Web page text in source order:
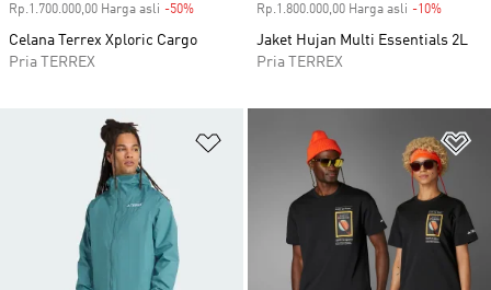
Rp.1.700.000,00 Harga asli -50%
Celana Terrex Xploric Cargo
Pria TERREX
Rp.1.800.000,00 Harga asli -10%
Jaket Hujan Multi Essentials 2L
Pria TERREX
Tambahkan ke Wishlist